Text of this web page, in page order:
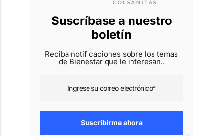
Suscríbase a nuestro
boletín
Reciba notificaciones sobre los temas
de Bienestar que le interesan..